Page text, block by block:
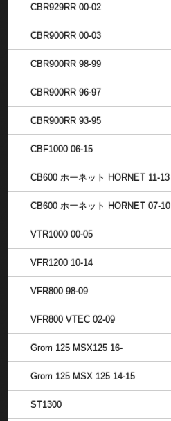
CBR929RR 00-02
CBR900RR 00-03
CBR900RR 98-99
CBR900RR 96-97
CBR900RR 93-95
CBF1000 06-15
CB600 ホーネット HORNET 11-13
CB600 ホーネット HORNET 07-10
VTR1000 00-05
VFR1200 10-14
VFR800 98-09
VFR800 VTEC 02-09
Grom 125 MSX125 16-
Grom 125 MSX 125 14-15
ST1300